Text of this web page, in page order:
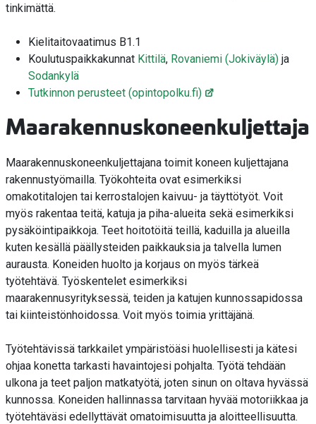
tinkimättä.
Kielitaitovaatimus B1.1
Koulutuspaikkakunnat Kittilä, Rovaniemi (Jokiväylä) ja
Sodankylä
Tutkinnon perusteet (opintopolku.fi)
Maarakennuskoneenkuljettajana toimit koneen kuljettajana
rakennustyömailla. Työkohteita ovat esimerkiksi
omakotitalojen tai kerrostalojen kaivuu- ja täyttötyöt. Voit
myös rakentaa teitä, katuja ja piha-alueita sekä esimerkiksi
pysäköintipaikkoja. Teet hoitotöitä teillä, kaduilla ja alueilla
kuten kesällä päällysteiden paikkauksia ja talvella lumen
aurausta. Koneiden huolto ja korjaus on myös tärkeä
työtehtävä. Työskentelet esimerkiksi
maarakennusyrityksessä, teiden ja katujen kunnossapidossa
tai kiinteistönhoidossa. Voit myös toimia yrittäjänä.
Työtehtävissä tarkkailet ympäristöäsi huolellisesti ja kätesi
ohjaa konetta tarkasti havaintojesi pohjalta. Työtä tehdään
ulkona ja teet paljon matkatyötä, joten sinun on oltava hyvässä
kunnossa. Koneiden hallinnassa tarvitaan hyvää motoriikkaa ja
työtehtäväsi edellyttävät omatoimisuutta ja aloitteellisuutta.